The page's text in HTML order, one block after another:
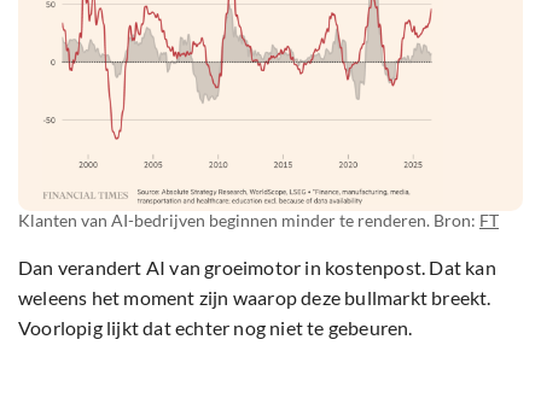
Klanten van AI-bedrijven beginnen minder te renderen. Bron: FT
Dan verandert AI van groeimotor in kostenpost. Dat kan
weleens het moment zijn waarop deze bullmarkt breekt.
Voorlopig lijkt dat echter nog niet te gebeuren.